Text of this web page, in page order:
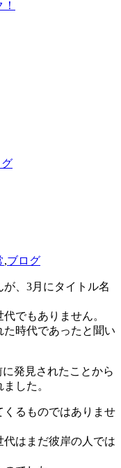
,ブログ
、3月にタイトル名
でもありません。
時代であったと聞い
発見されたことから
した。
るものではありませ
代はまだ彼岸の人では